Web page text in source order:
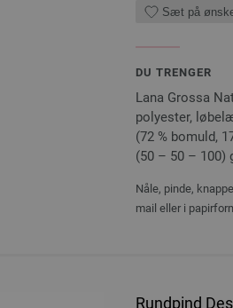
Sæt på
DU TRENGER
Lana Grossa
polyester,
(72 % bomuld,
(50 – 50 – 100)
Nåle, pinde,
mail eller i
Rundpind